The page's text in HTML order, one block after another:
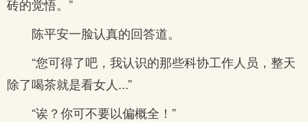
砖的觉悟。”
陈平安一脸认真的回答道。
“您可得了吧，我认识的那些科协工作人员，整天
除了喝茶就是看女人...”
“诶？你可不要以偏概全！”